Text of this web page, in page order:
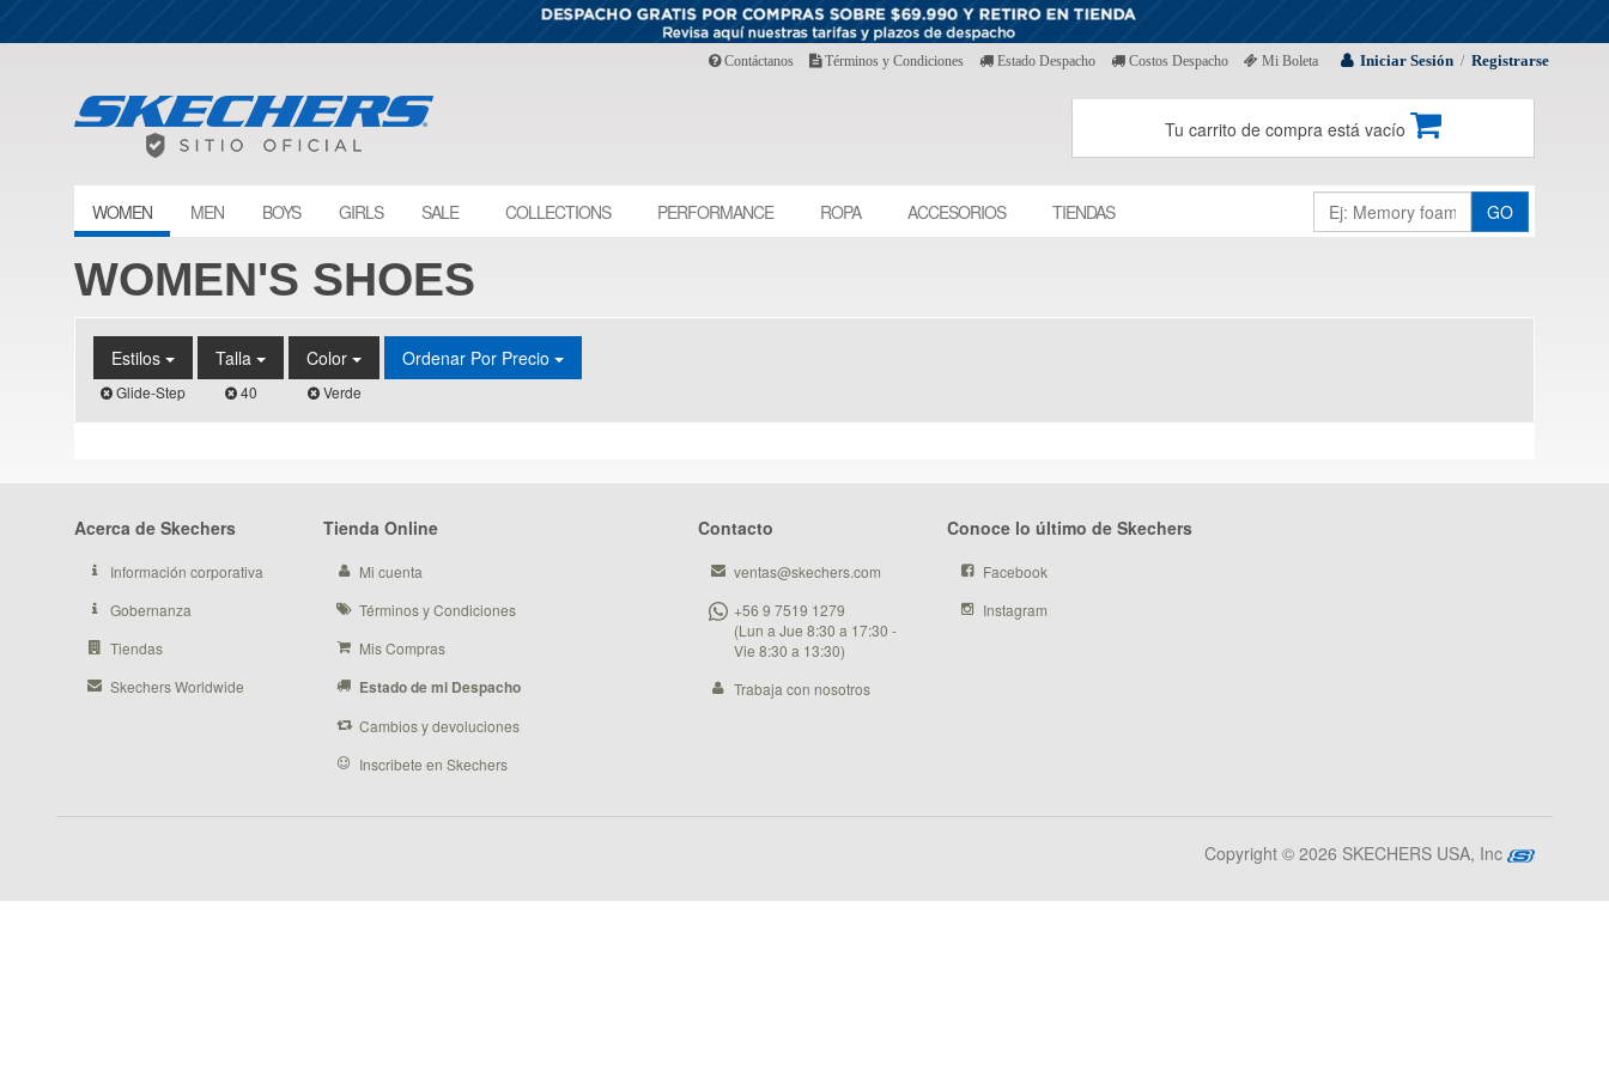
Iniciar Sesión / Registrarse
Contáctanos Términos y Condiciones Estado Despacho Costos Despacho Mi Boleta
Tu carrito de compra está vacío
WOMEN MEN BOYS GIRLS SALE COLLECTIONS PERFORMANCE ROPA ACCESORIOS TIENDAS GO
WOMEN'S SHOES
Estilos
Glide-Step
Talla
40
Color
Verde
Ordenar Por Precio
Acerca de Skechers
Información corporativa
Gobernanza
Tiendas
Skechers Worldwide
Tienda Online
Mi cuenta
Términos y Condiciones
Mis Compras
Estado de mi Despacho
Cambios y devoluciones
Inscribete en Skechers
Contacto
ventas@skechers.com
+56 9 7519 1279
(Lun a Jue 8:30 a 17:30 -
Vie 8:30 a 13:30)
Trabaja con nosotros
Conoce lo último de Skechers
Facebook
Instagram
Copyright © 2026 SKECHERS USA, Inc